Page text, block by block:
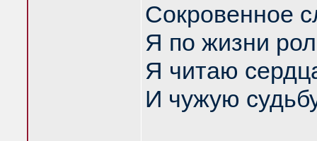
Сокровенное
Я по жизни
Я читаю
И чужую